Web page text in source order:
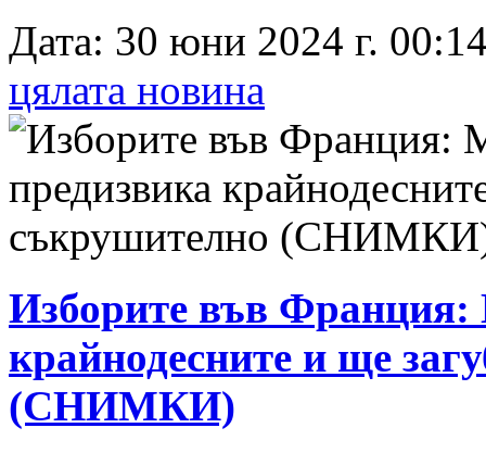
Дата: 30 юни 2024 г.
цялата новина
Изборите във Франция:
крайнодесните и ще
(СНИМКИ)